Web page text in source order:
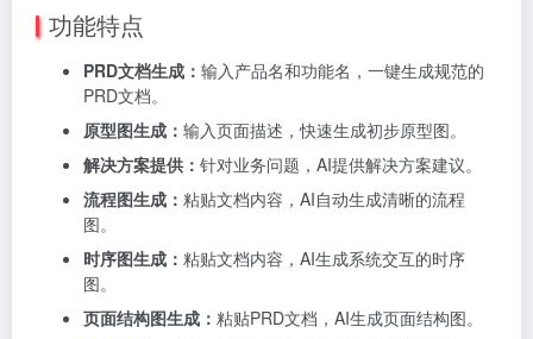
功能特点
PRD文档生成： 输入产品名和功能名，一键生成规范的
PRD文档。
原型图生成： 输入页面描述，快速生成初步原型图。
解决方案提供： 针对业务问题，AI提供解决方案建议。
流程图生成： 粘贴文档内容，AI自动生成清晰的流程
图。
时序图生成： 粘贴文档内容，AI生成系统交互的时序
图。
页面结构图生成： 粘贴PRD文档，AI生成页面结构图。